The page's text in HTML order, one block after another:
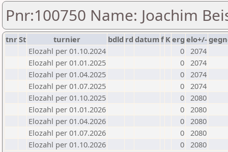
Pnr:100750 Name: Joachim
tnrSt turnier bdld rd datumf Kerg elo+/-
Elozahl per 01.10.2024
0 2074
Elozahl per 01.01.2025
0 2074
Elozahl per 01.04.2025
0 2074
Elozahl per 01.07.2025
0 2074
Elozahl per 01.10.2025
0 2080
Elozahl per 01.01.2026
0 2080
Elozahl per 01.04.2026
0 2080
Elozahl per 01.07.2026
0 2080
Elozahl per 01.10.2026
0 2080